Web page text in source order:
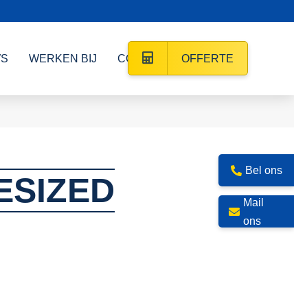
WERKEN BIJ CONTACT OFFERTE
Bel ons
Mail
ons